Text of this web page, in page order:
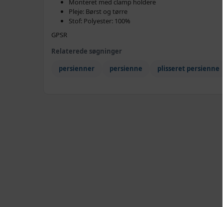
Pleje: Børst og tørre
Stof: Polyester: 100%
GPSR
Relaterede søgninger
persienner
persienne plisseret persienne